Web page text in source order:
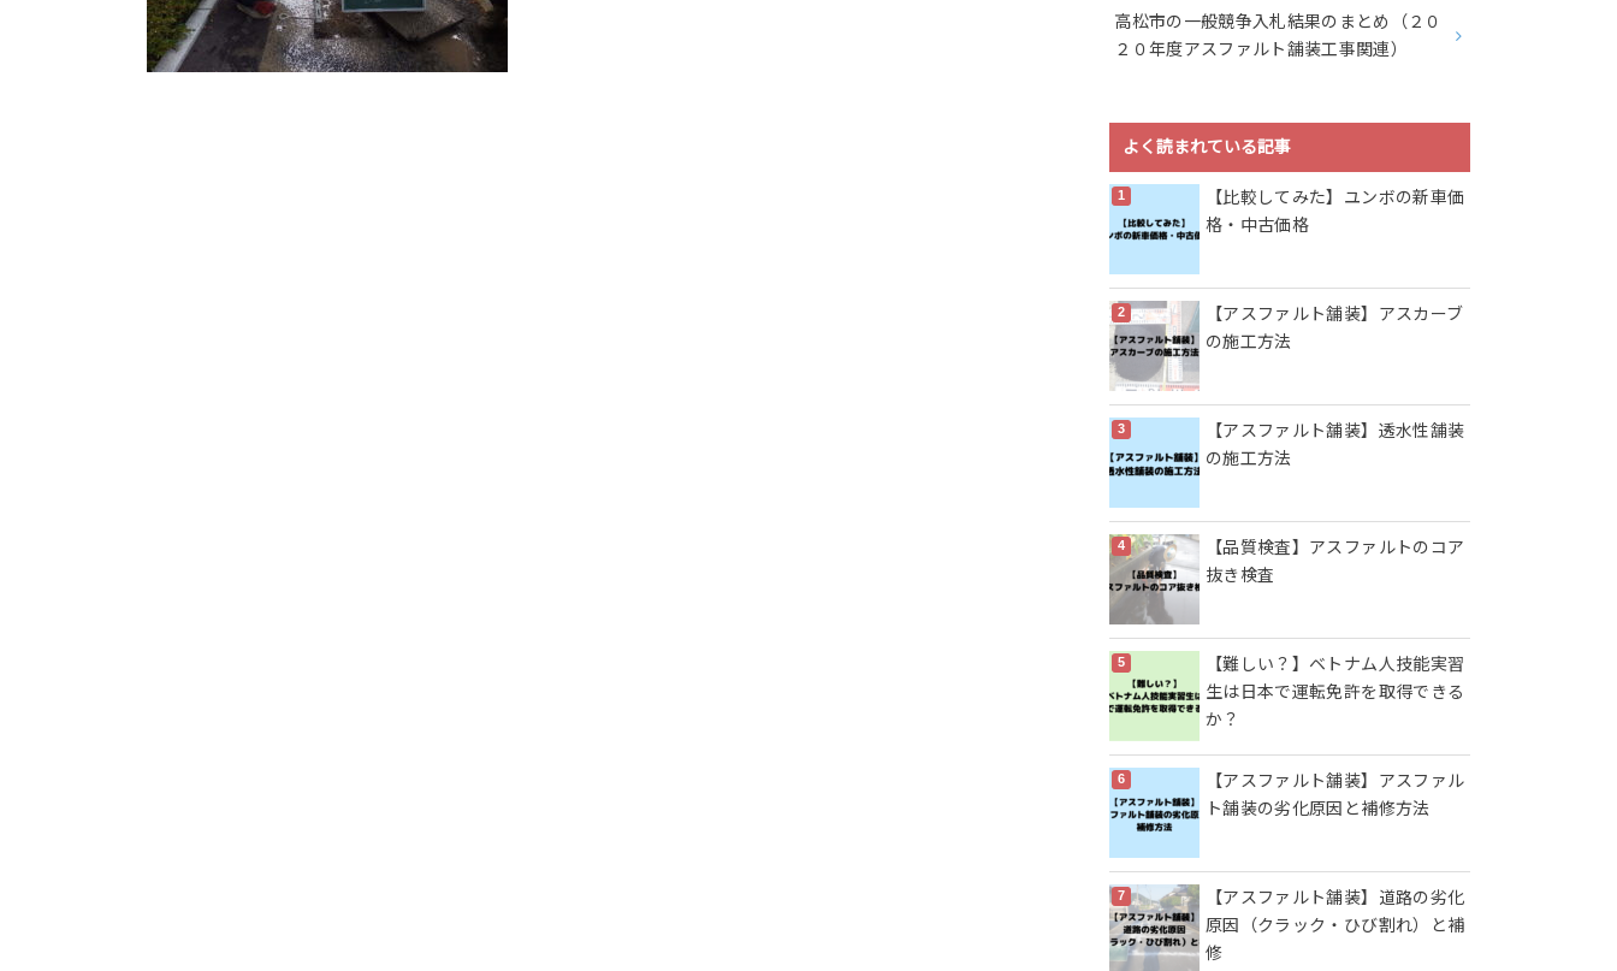
高松市の一般競争入札結果のまとめ（２０
２０年度アスファルト舗装工事関連）
よく読まれている記事
【比較してみた】ユンボの新車価
格・中古価格
【アスファルト舗装】アスカーブ
の施工方法
【アスファルト舗装】透水性舗装
の施工方法
【品質検査】アスファルトのコア
抜き検査
【難しい？】ベトナム人技能実習
生は日本で運転免許を取得できる
か？
【アスファルト舗装】アスファル
ト舗装の劣化原因と補修方法
【アスファルト舗装】道路の劣化
原因（クラック・ひび割れ）と補
修